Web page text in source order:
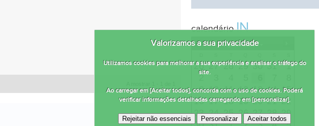
calendárioIN
Agosto 2026
26 27 28 29 30 31
1
9 10 11 12 13 14 15
16 17 18 19 20 21 22
23 24 25 26 27 28 29
Valorizamos a sua privacidade
Utilizamos cookies para melhorar a sua experiência e analisar o tráfego do
site.
Ao carregar em [Aceitar todos], concorda com o uso de cookies. Poderá
verificar informações detalhadas carregando em [personalizar].
Rejeitar não essenciais Personalizar Aceitar todos